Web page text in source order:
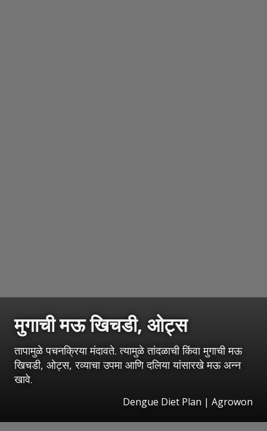
मुगाची मऊ खिचडी, ओट्स
तापामुळे पचनक्रिया मंदावते. त्यामुळे तांदळाची किंवा मुगाची मऊ
खिचडी, ओट्स, रव्याचा उपमा आणि दलिया यांसारखे मऊ अन्न
खावे.
Dengue Diet Plan | Agrowon